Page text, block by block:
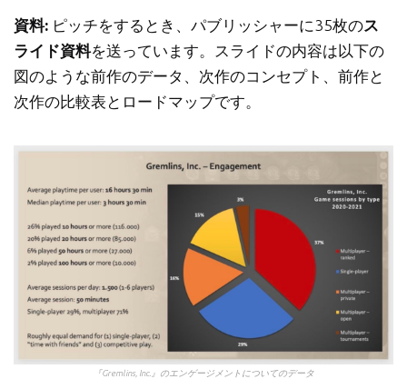
資料: ピッチをするとき、パブリッシャーに35枚のス
ライド資料を送っています。スライドの内容は以下の
図のような前作のデータ、次作のコンセプト、前作と
次作の比較表とロードマップです。
『Gremlins, Inc.』のエンゲージメントについてのデータ